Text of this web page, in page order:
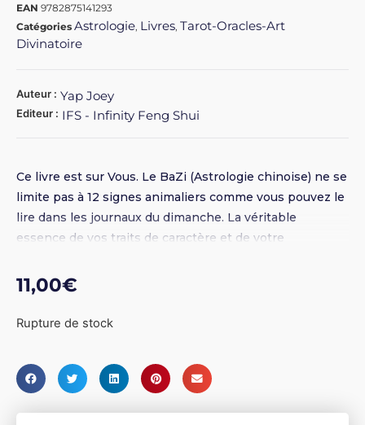
EAN 9782875141293
Catégories Astrologie, Livres, Tarot-Oracles-Art
Divinatoire
Auteur : Yap Joey
Editeur : IFS - Infinity Feng Shui
Ce livre est sur Vous. Le BaZi (Astrologie chinoise) ne se
limite pas à 12 signes animaliers comme vous pouvez le
lire dans les journaux du dimanche. La véritable
essence de vos traits de caractère et de votre
votre Maître du Jour, qui lui est déterminé par votre jour
de naissance. Le Maître du Jour révèle vos véritables
traits de caractère fondamentaux, surtout ceux qui
commence. Avec la série BaZi Profilage , apprenez-en
11,00€
Rupture de stock